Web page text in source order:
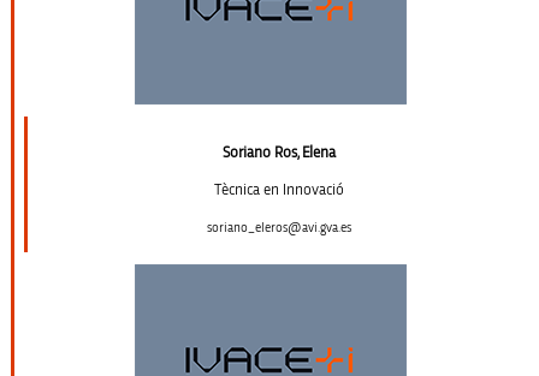
Soriano Ros, Elena
Tècnica en Innovació
soriano_eleros@avi.gva.es